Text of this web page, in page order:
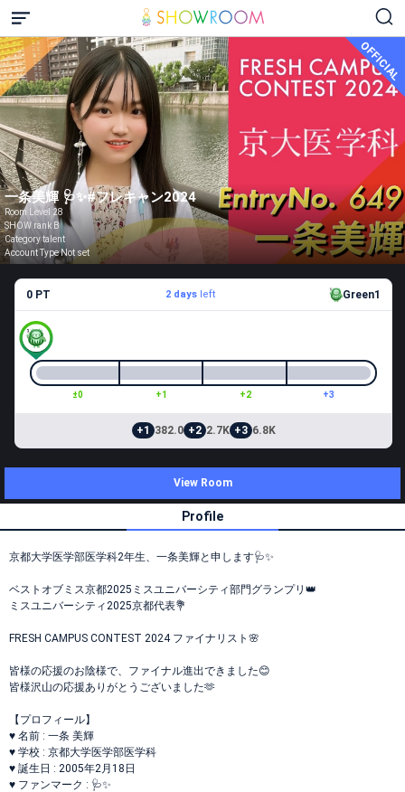
OFFICIAL
一条美輝 🩺✨️#フレキャン2024
Room Level 28
SHOW rank B
Category talent
Account Type Not set
0 PT 2 daysleft Green1
±0 +1 +2 +3
+1 382.0 +2 2.7K +3 6.8K
View Room
Profile
京都大学医学部医学科2年生、一条美輝と申します🩺✨️
ベストオブミス京都2025ミスユニバーシティ部門グランプリ👑
ミスユニバーシティ2025京都代表💐
FRESH CAMPUS CONTEST 2024 ファイナリスト🌸
皆様の応援のお陰様で、ファイナル進出できました😊
皆様沢山の応援ありがとうございました🫶
【プロフィール】
♥️ 名前 : 一条 美輝
♥️ 学校 : 京都大学医学部医学科
♥️ 誕生日 : 2005年2月18日
♥️ ファンマーク : 🩺✨️